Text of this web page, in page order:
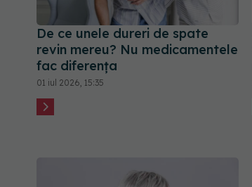
De ce unele dureri de spate
revin mereu? Nu medicamentele
fac diferența
01 iul 2026, 15:35